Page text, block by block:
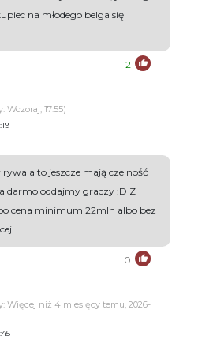
na młodego belga się
2
17:55)
to jeszcze mają czelność
darmo oddajmy graczy :D Z
cena minimum 22mln albo bez
0
Więcej niż 4 miesięcy temu, 2026-